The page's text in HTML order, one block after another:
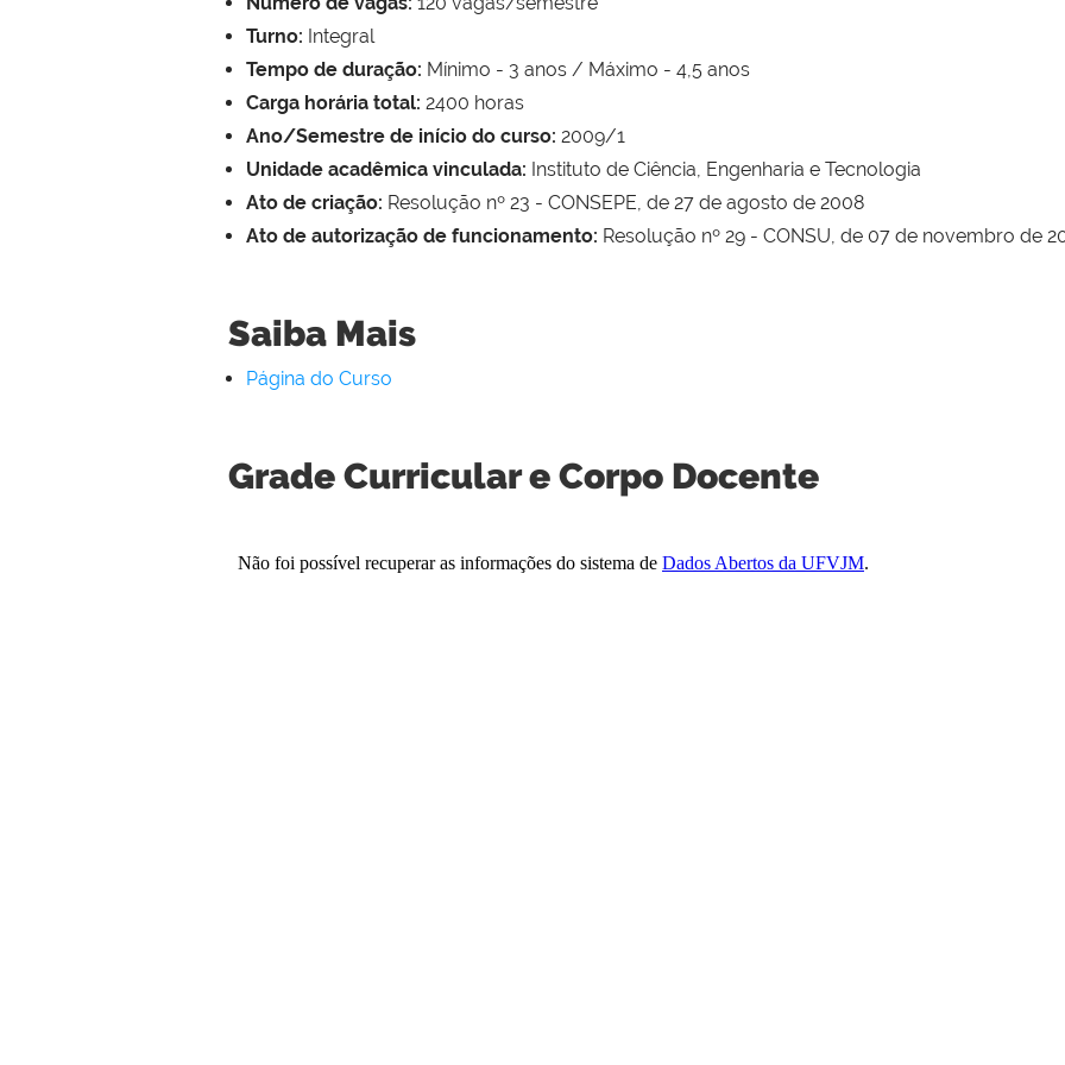
Turno: Integral
Tempo de duração: Mínimo - 3 anos / Máximo - 4,5 anos
Carga horária total: 2400 horas
Ano/Semestre de início do curso: 2009/1
Unidade acadêmica vinculada: Instituto de Ciência, Engenharia e Tecnologia
Ato de criação: Resolução nº 23 - CONSEPE, de 27 de agosto de 2008
Ato de autorização de funcionamento: Resolução nº 29 - CONSU, de 07 de novembro de
Saiba Mais
Página do Curso
Grade Curricular e Corpo Docente